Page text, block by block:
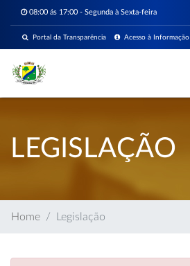
08:00 ás 17:00 - Segunda à Sexta-feira
Acesso à Informação
Portal da Transparência
LEGISLAÇÃO
Home Legislação